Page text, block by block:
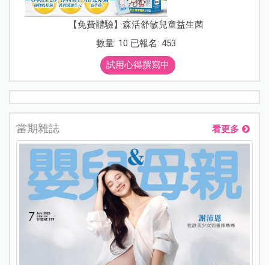
【免費體驗】森活舒敏兒童益生菌
數量: 10 已報名: 453
試用心得撰寫中
當期雜誌 看更多